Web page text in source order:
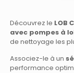
Découvrez le LOB
avec pompes à
de nettoyage les
Associez-le à un
performance